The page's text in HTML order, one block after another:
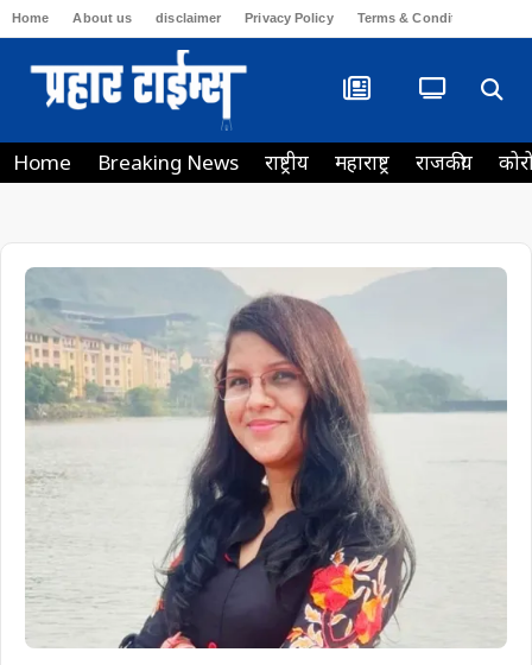
Home About us disclaimer Privacy Policy Terms & Conditions
Home Breaking News राष्ट्रीय महाराष्ट्र राजकीय